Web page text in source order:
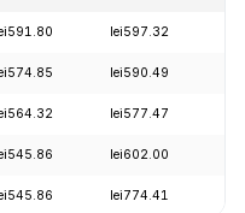
lei597.32
lei590.49
lei577.47
lei602.00
lei774.41